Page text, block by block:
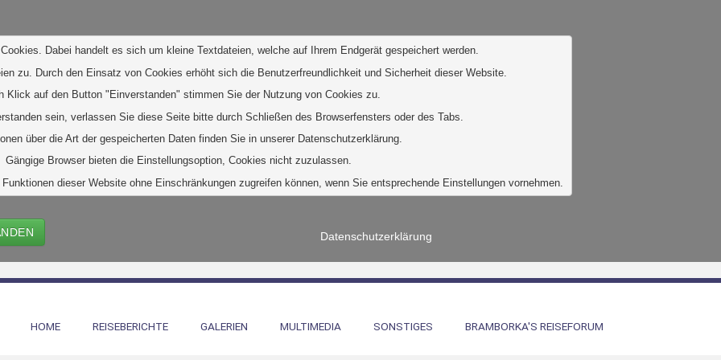
Dabei handelt es sich um kleine Textdateien, welche auf Ihrem Endgerät gespeichert werden.
zu. Durch den Einsatz von Cookies erhöht sich die Benutzerfreundlichkeit und Sicherheit dieser Website.
Klick auf den Button "Einverstanden" stimmen Sie der Nutzung von Cookies zu.
sein, verlassen Sie diese Seite bitte durch Schließen des Browserfensters oder des Tabs.
über die Art der gespeicherten Daten finden Sie in unserer Datenschutzerklärung.
Gängige Browser bieten die Einstellungsoption, Cookies nicht zuzulassen.
dieser Website ohne Einschränkungen zugreifen können, wenn Sie entsprechende Einstellungen vornehmen.
Datenschutzerklärung
HOME REISEBERICHTE GALERIEN MULTIMEDIA SONSTIGES BRAMBORKA'S REISEFORUM